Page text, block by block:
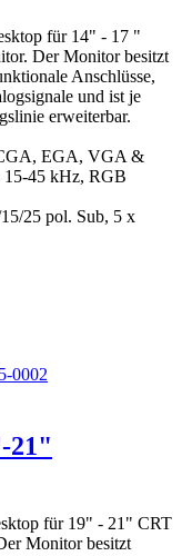
für 14" - 17 "
Der Monitor besitzt
Anschlüsse,
und ist je
erweiterbar.
EGA, VGA &
15-45 kHz, RGB
25 pol. Sub, 5 x
0002
21"
für 19" - 21" CRT
Monitor besitzt